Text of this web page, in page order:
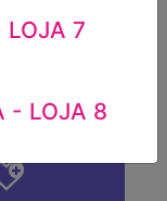
LOJA 7
- LOJA 8